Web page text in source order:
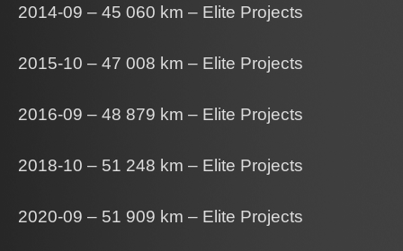
2014-09 – 45 060 km – Elite Projects
2015-10 – 47 008 km – Elite Projects
2016-09 – 48 879 km – Elite Projects
2018-10 – 51 248 km – Elite Projects
2020-09 – 51 909 km – Elite Projects